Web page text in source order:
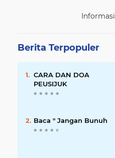
Informasi
Berita Terpopuler
CARA DAN DOA
PEUSIJUK
Baca " Jangan Bunuh